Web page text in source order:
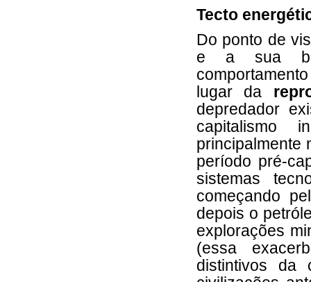
Tecto
Do ponto de
e a sua
lugar da
depredador
capitalismo
principalmente
período pré-
sistemas
começando
depois o
explorações
(essa
distintivos da